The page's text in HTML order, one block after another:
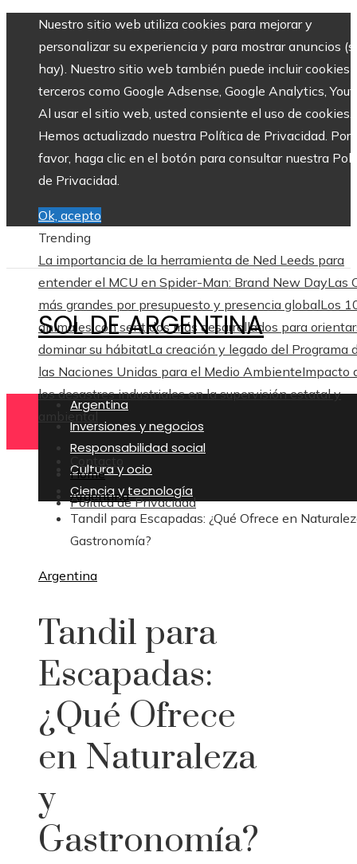
Nuestro sitio web utiliza cookies para mejorar y
personalizar su experiencia y para mostrar anuncios
hay). Nuestro sitio web también puede incluir cookies
terceros como Google Adsense, Google Analytics,
Al usar el sitio web, usted consiente el uso de cookies.
Hemos actualizado nuestra Política de Privacidad. Por
favor, haga clic en el botón para consultar nuestra
de Privacidad.
Ok, acepto
Trending
La importancia de la herramienta de Ned Leeds para
entender el MCU en Spider-Man: Brand New DayLas
más grandes por presupuesto y presencia globalLos
animales con sentidos más desarrollados para
dominar su hábitatLa creación y legado del Programa
las Naciones Unidas para el Medio AmbienteImpacto
los desastres industriales en la supervisión estatal y
ambiental
Contacto
Política de Privacidad
SOL DE ARGENTINA
Argentina
Inversiones y negocios
Responsabilidad social
Cultura y ocio
Ciencia y tecnología
Home
Argentina
Tandil para Escapadas: ¿Qué Ofrece en
Gastronomía?
Argentina
Tandil para
Escapadas:
¿Qué Ofrece
en Naturaleza
y
Gastronomía?